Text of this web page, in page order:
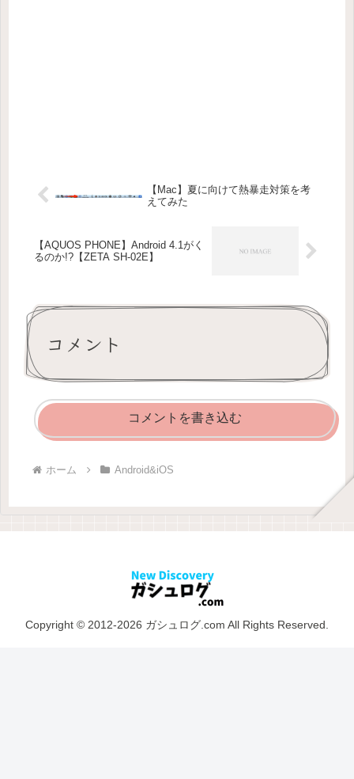
【Mac】夏に向けて熱暴走対策を考
えてみた
【AQUOS PHONE】Android 4.1がく
るのか!?【ZETA SH-02E】
コメント
コメントを書き込む
ホーム Android&iOS
Copyright © 2012-2026 ガシュログ.com All Rights Reserved.